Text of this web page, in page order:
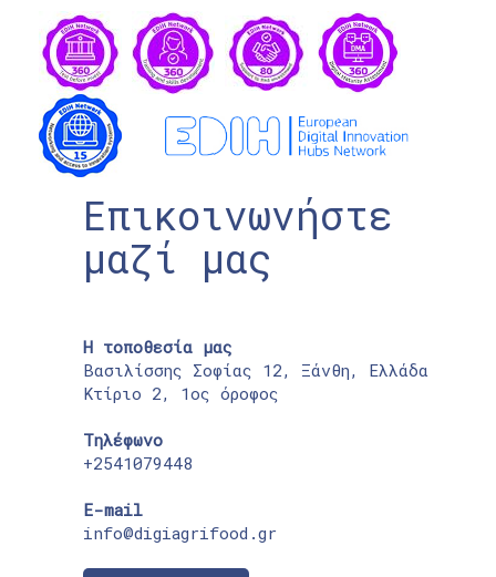
Επικοινωνήστε
μαζί μας
Η τοποθεσία μας
Βασιλίσσης Σοφίας 12, Ξάνθη, Ελλάδα
Κτίριο 2, 1ος όροφος
Τηλέφωνο
+2541079448
E-mail
info@digiagrifood.gr